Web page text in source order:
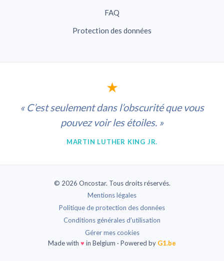
FAQ
Protection des données
★
« C’est seulement dans l’obscurité que vous
pouvez voir les étoiles. »
MARTIN LUTHER KING JR.
© 2026 Oncostar. Tous droits réservés.
Mentions légales
Politique de protection des données
Conditions générales d’utilisation
Gérer mes cookies
Made with ♥ in Belgium · Powered by G1.be